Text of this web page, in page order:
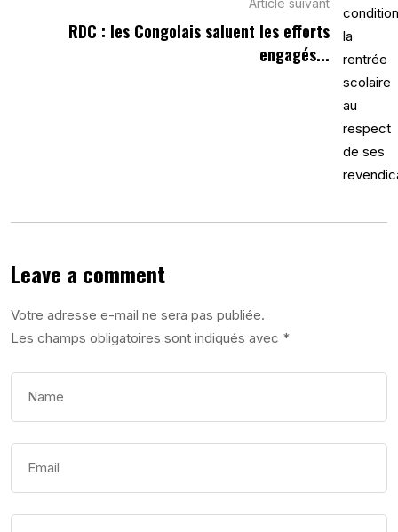
Article suivant
RDC : les Congolais saluent les efforts
engagés...
Leave a comment
Votre adresse e-mail ne sera pas publiée.
Les champs obligatoires sont indiqués avec *